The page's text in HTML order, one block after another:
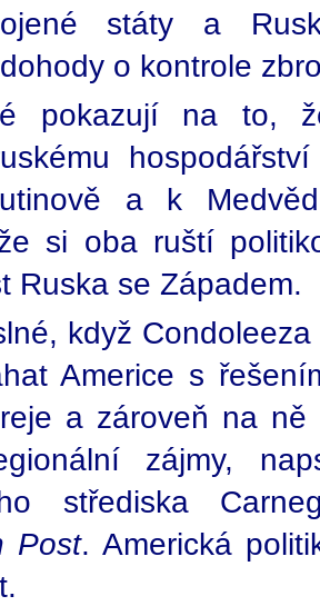
státy a
o kontrole
pokazují na to,
a k
si oba ruští
Ruska se Západem.
když
Americe s
a zároveň na
zájmy,
střediska
Post. Americká